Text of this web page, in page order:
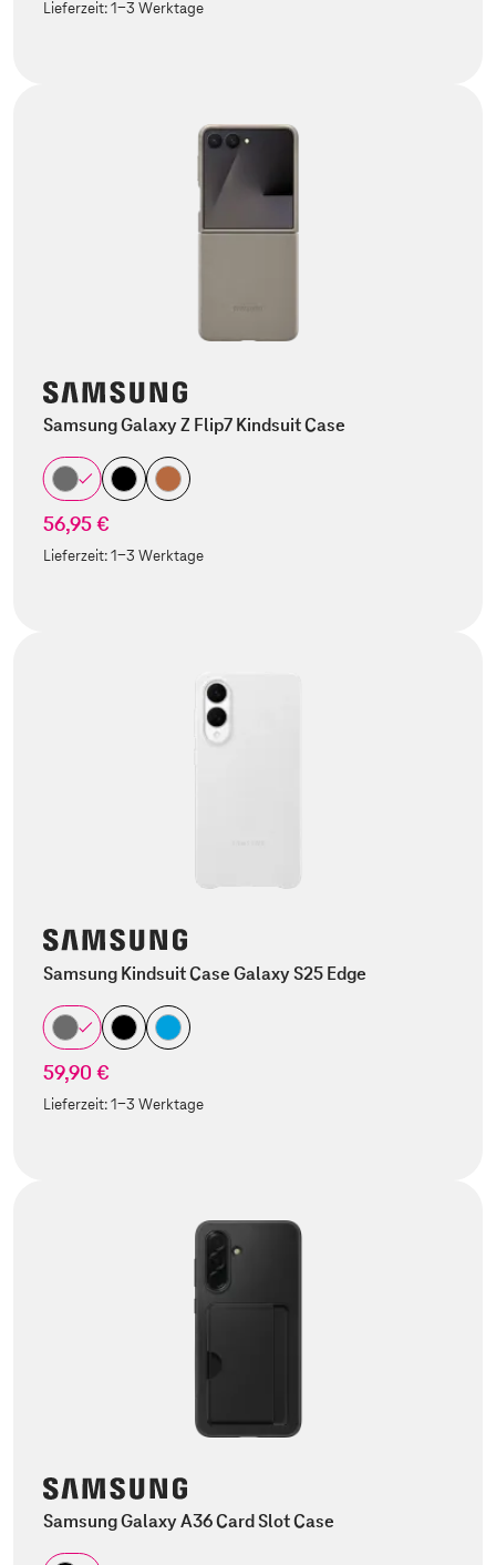
Lieferzeit:1-3 Werktage
Samsung Galaxy Z Flip7 Kindsuit Case
56,95 €
Lieferzeit:1-3 Werktage
Samsung Kindsuit Case Galaxy S25 Edge
59,90 €
Lieferzeit:1-3 Werktage
Samsung Galaxy A36 Card Slot Case